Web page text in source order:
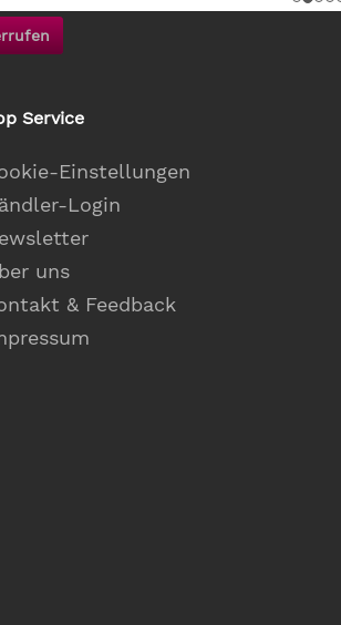
Service
Einstellungen
Login
uns
& Feedback